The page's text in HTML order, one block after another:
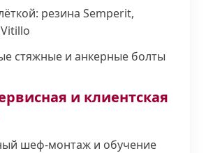
резина Semperit,
стяжные и анкерные болты
и клиентская
шеф-монтаж и обучение